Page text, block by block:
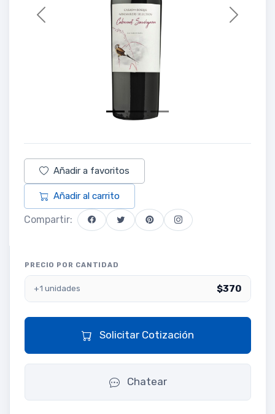
Previous Next
Añadir a favoritos
Añadir al carrito
Compartir:
PRECIO POR CANTIDAD
+1 unidades $370
Solicitar Cotización
Chatear